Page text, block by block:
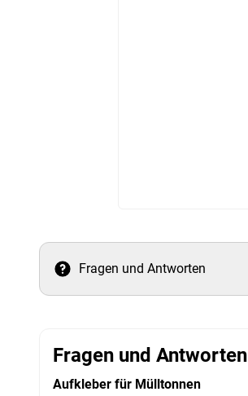
Fragen und Antworten
Fragen und Antworten
Aufkleber für Mülltonnen